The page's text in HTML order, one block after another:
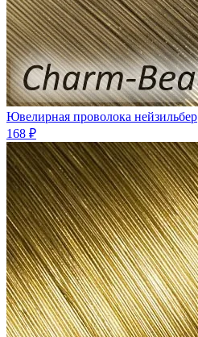
Ювелирная проволока нейзильбер
168 ₽